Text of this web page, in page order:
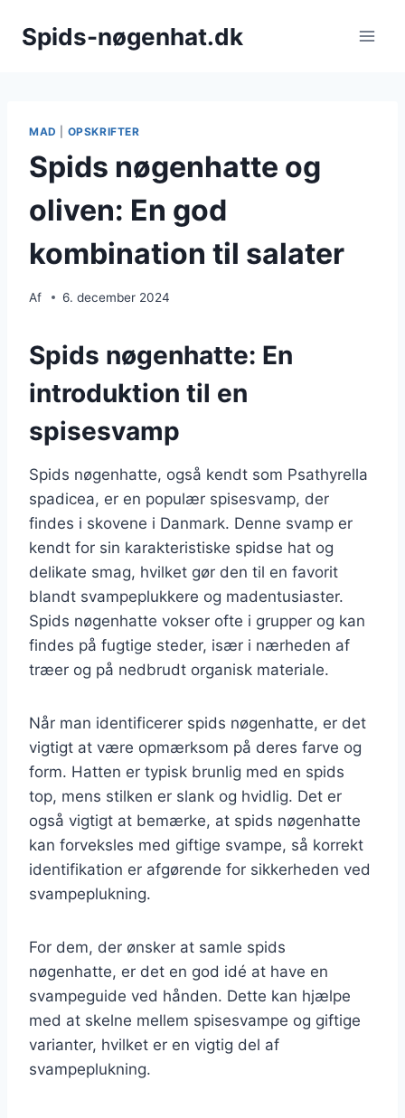
Spids-nøgenhat.dk
MAD OPSKRIFTER
Spids nøgenhatte og
oliven: En god
kombination til salater
Af 6. december 2024
Spids nøgenhatte: En
introduktion til en
spisesvamp
Spids nøgenhatte, også kendt som Psathyrella
spadicea, er en populær spisesvamp, der
findes i skovene i Danmark. Denne svamp er
kendt for sin karakteristiske spidse hat og
delikate smag, hvilket gør den til en favorit
blandt svampeplukkere og madentusiaster.
Spids nøgenhatte vokser ofte i grupper og kan
findes på fugtige steder, især i nærheden af
træer og på nedbrudt organisk materiale.
Når man identificerer spids nøgenhatte, er det
vigtigt at være opmærksom på deres farve og
form. Hatten er typisk brunlig med en spids
top, mens stilken er slank og hvidlig. Det er
også vigtigt at bemærke, at spids nøgenhatte
kan forveksles med giftige svampe, så korrekt
identifikation er afgørende for sikkerheden ved
svampeplukning.
For dem, der ønsker at samle spids
nøgenhatte, er det en god idé at have en
svampeguide ved hånden. Dette kan hjælpe
med at skelne mellem spisesvampe og giftige
varianter, hvilket er en vigtig del af
svampeplukning.